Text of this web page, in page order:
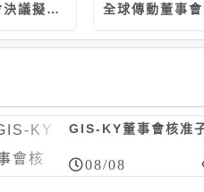
巨大董事會決議擬由捷安特投資向眾御收購鼎鎂新材料科技股份，上限5.97億人民幣
08/08